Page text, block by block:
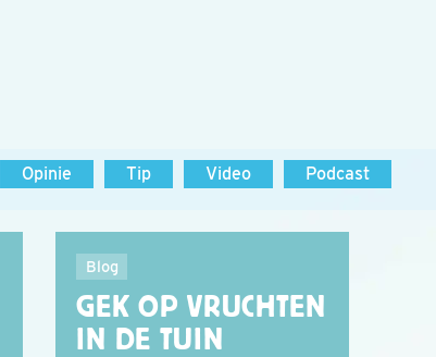
Opinie Tip Video Podcast
Blog
GEK OP VRUCHTEN
IN DE TUIN